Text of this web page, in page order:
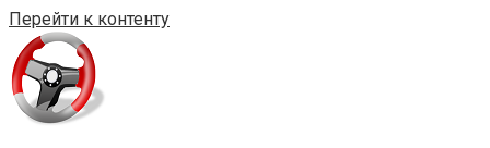
Перейти к контенту